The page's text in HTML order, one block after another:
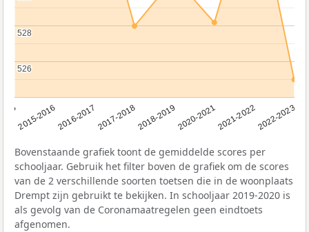
2015-20162016-20172017-20182018-20192020-20212021-20222022-2023
526
526
528
528
Bovenstaande grafiek toont de gemiddelde scores per
schooljaar. Gebruik het filter boven de grafiek om de scores
van de 2 verschillende soorten toetsen die in de woonplaats
Drempt zijn gebruikt te bekijken. In schooljaar 2019-2020 is
als gevolg van de Coronamaatregelen geen eindtoets
afgenomen.